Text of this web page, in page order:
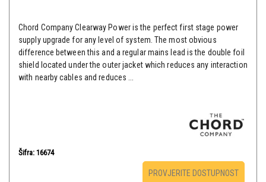
Chord Company Clearway Power is the perfect first stage power
supply upgrade for any level of system. The most obvious
difference between this and a regular mains lead is the double foil
shield located under the outer jacket which reduces any interaction
with nearby cables and reduces ...
Šifra: 16674
PROVJERITE DOSTUPNOST